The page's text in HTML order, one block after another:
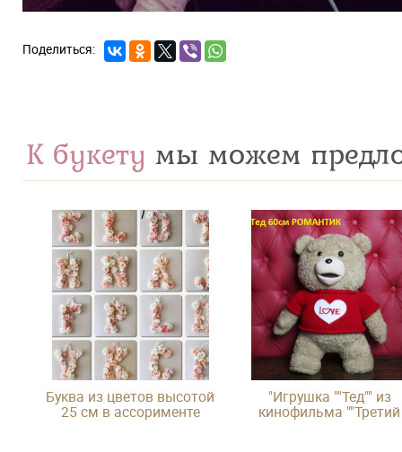
К букету мы можем
Буква из цветов высотой
25 см в ассорименте
"Игрушка ""Тед"" из
кинофильма ""Третий